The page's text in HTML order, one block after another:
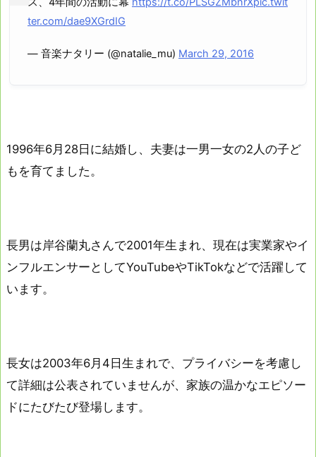
ter.com/dae9XGrdIG
— 音楽ナタリー (@natalie_mu) March 29, 2016
1996年6月28日に結婚し、夫妻は一男一女の2人の子ど
もを育てました。
長男は岸谷蘭丸さんで2001年生まれ、現在は実業家やイ
ンフルエンサーとしてYouTubeやTikTokなどで活躍して
います。
長女は2003年6月4日生まれで、プライバシーを考慮し
て詳細は公表されていませんが、家族の温かなエピソー
ドにたびたび登場します。